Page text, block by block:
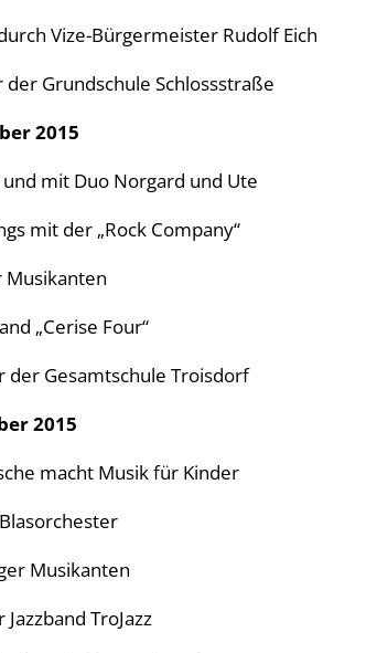
Vize-Bürgermeister Rudolf Eich
Grundschule Schlossstraße
2015
mit Duo Norgard und Ute
mit der „Rock Company“
„Cerise Four“
der Gesamtschule Troisdorf
2015
macht Musik für Kinder
Musikanten
TroJazz